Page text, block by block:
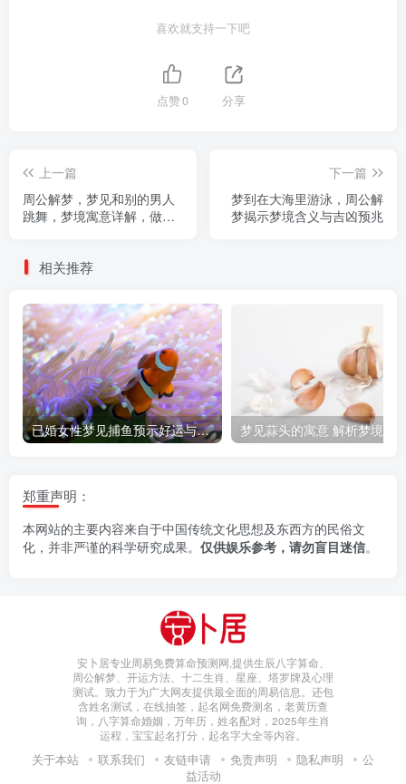
喜欢就支持一下吧
点赞0 分享
上一篇
周公解梦，梦见和别的男人
跳舞，梦境寓意详解，做梦
下一篇
梦到在大海里游泳，周公解
梦揭示梦境含义与吉凶预兆
相关推荐
已婚女性梦见捕鱼预示好运与家庭幸福
郑重声明：
本网站的主要内容来自于中国传统文化思想及东西方的民俗文
化，并非严谨的科学研究成果。 仅供娱乐参考，请勿盲目迷信。
安卜居专业周易免费算命预测网,提供生辰八字算命、
周公解梦、开运方法、十二生肖、星座、塔罗牌及心理
测试。致力于为广大网友提供最全面的周易信息。还包
含姓名测试，在线抽签，起名网免费测名，老黄历查
询，八字算命婚姻，万年历，姓名配对，2025年生肖
运程，宝宝起名打分，起名字大全等内容。
关于本站 联系我们 友链申请 免责声明 隐私声明
公
益活动